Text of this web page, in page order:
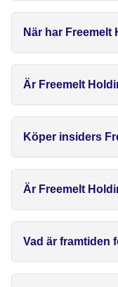
När har
Är Freemelt
Köper insiders
Är Freemelt
Vad är framtiden